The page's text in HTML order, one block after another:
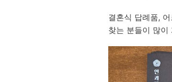
결혼식 답례품,
찾는 분들이 많이